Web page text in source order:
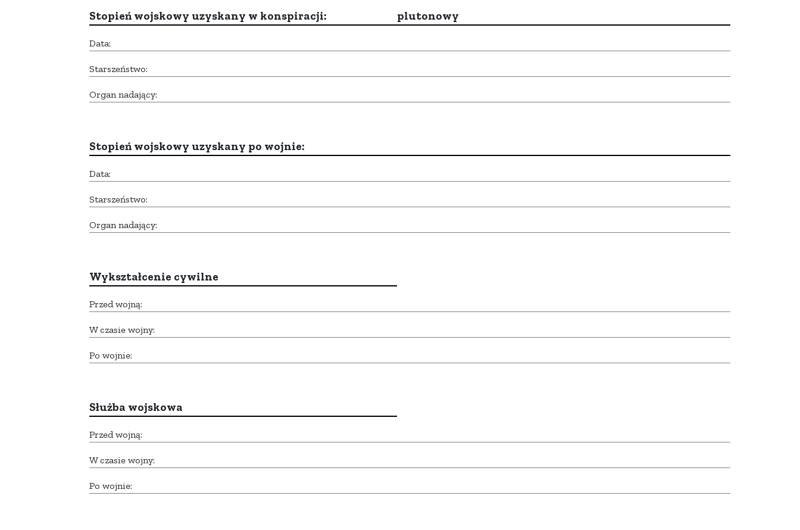
Stopień wojskowy uzyskany w konspiracji: plutonowy
Data:
Starszeństwo:
Organ nadający:
Stopień wojskowy uzyskany po wojnie:
Data:
Starszeństwo:
Organ nadający:
Wykształcenie cywilne
Przed wojną:
W czasie wojny:
Po wojnie:
Służba wojskowa
Przed wojną:
W czasie wojny:
Po wojnie: